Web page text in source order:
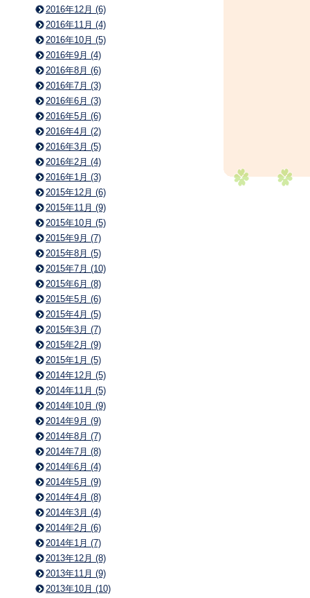
2016年12月 (6)
2016年11月 (4)
2016年10月 (5)
2016年9月 (4)
2016年8月 (6)
2016年7月 (3)
2016年6月 (3)
2016年5月 (6)
2016年4月 (2)
2016年3月 (5)
2016年2月 (4)
2016年1月 (3)
2015年12月 (6)
2015年11月 (9)
2015年10月 (5)
2015年9月 (7)
2015年8月 (5)
2015年7月 (10)
2015年6月 (8)
2015年5月 (6)
2015年4月 (5)
2015年3月 (7)
2015年2月 (9)
2015年1月 (5)
2014年12月 (5)
2014年11月 (5)
2014年10月 (9)
2014年9月 (9)
2014年8月 (7)
2014年7月 (8)
2014年6月 (4)
2014年5月 (9)
2014年4月 (8)
2014年3月 (4)
2014年2月 (6)
2014年1月 (7)
2013年12月 (8)
2013年11月 (9)
2013年10月 (10)